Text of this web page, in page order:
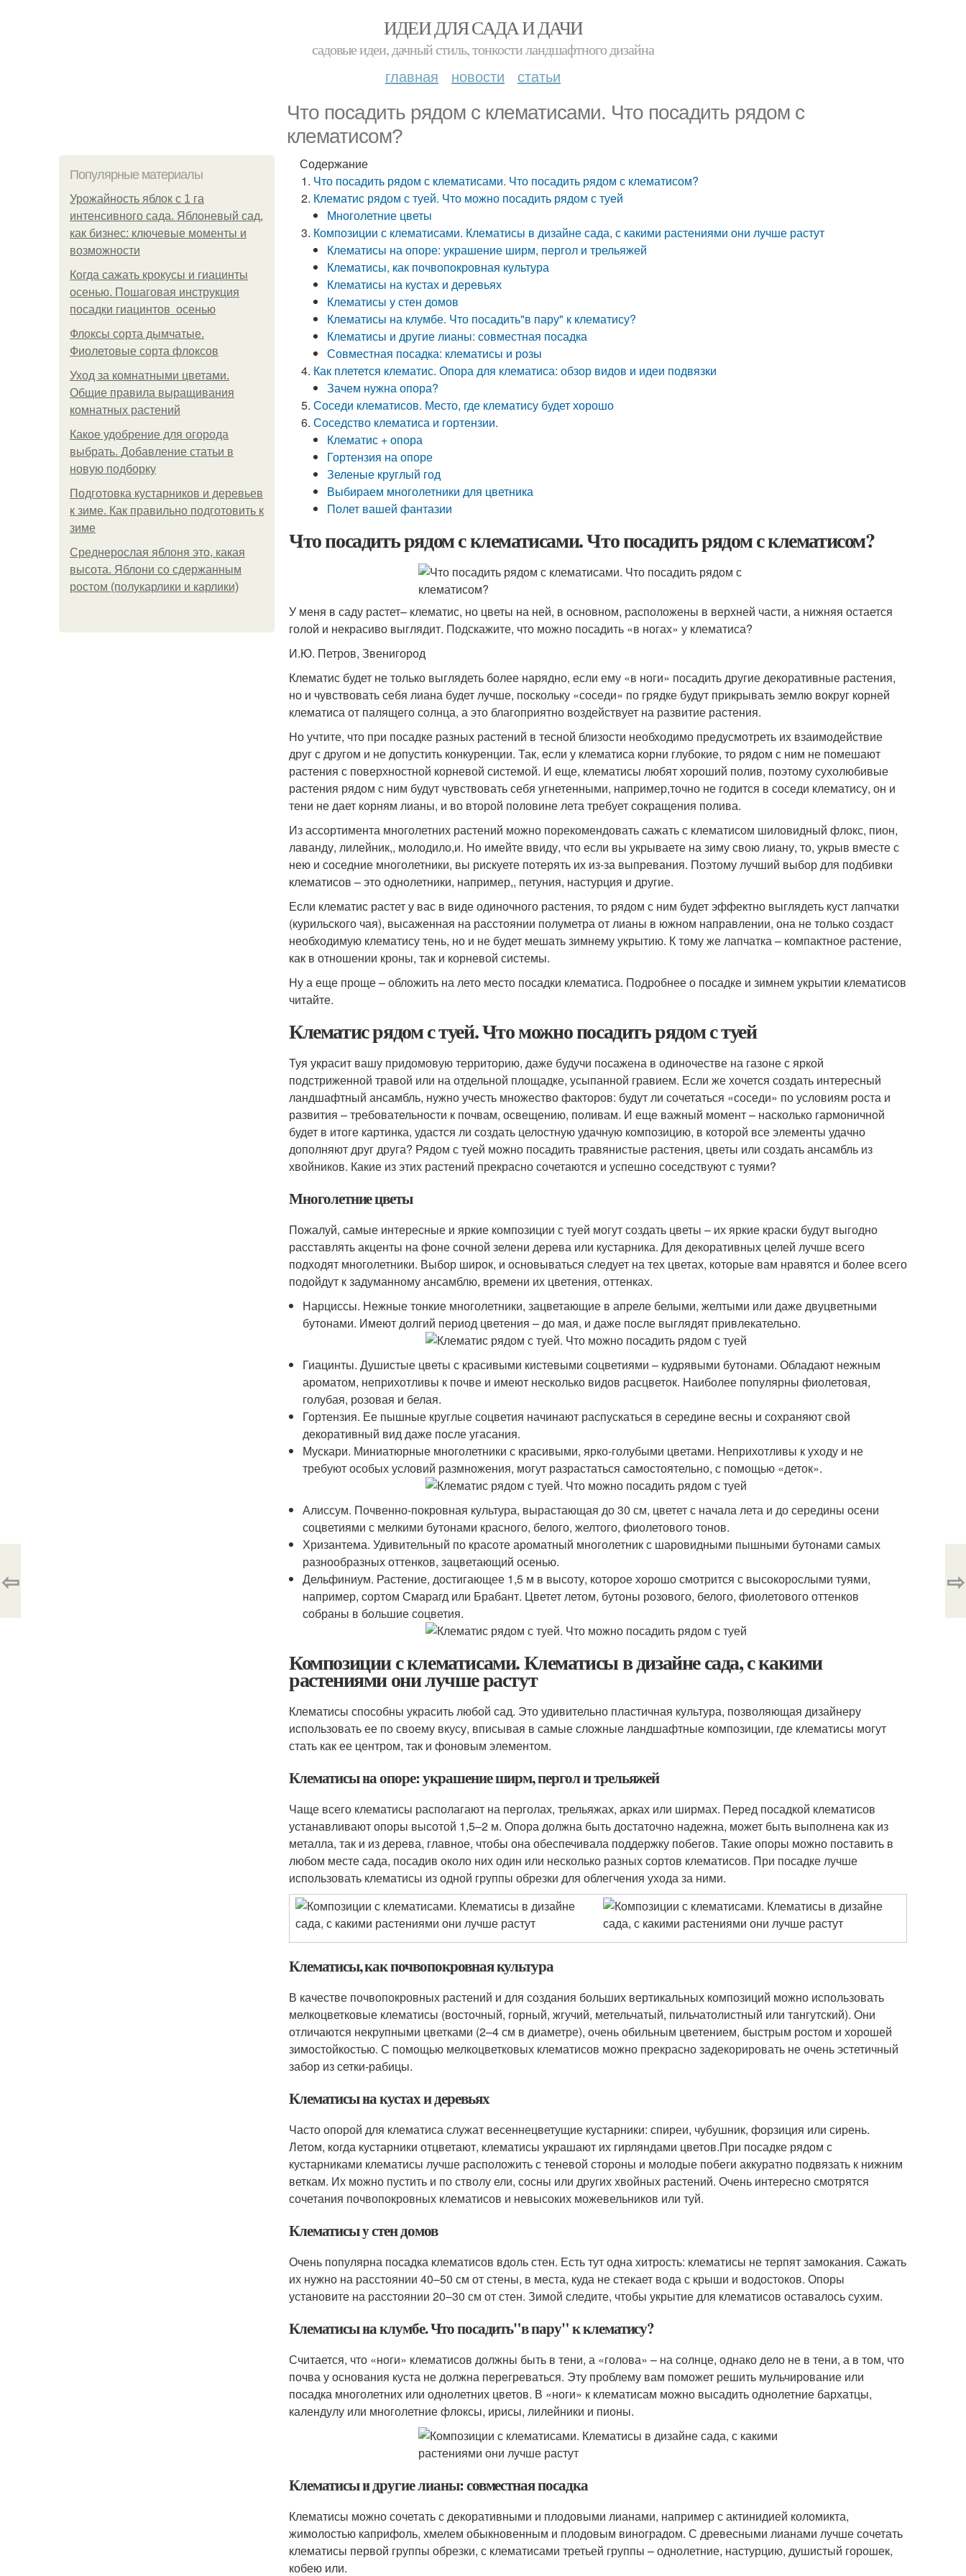
ИДЕИ ДЛЯ САДА И ДАЧИ
садовые идеи, дачный стиль, тонкости ландшафтного дизайна
главная новости статьи
Что посадить рядом с клематисами. Что посадить рядом с
клематисом?
Популярные материалы
Урожайность яблок с 1 га
интенсивного сада. Яблоневый сад,
как бизнес: ключевые моменты и
возможности
Когда сажать крокусы и гиацинты
осенью. Пошаговая инструкция
посадки гиацинтов осенью
Флоксы сорта дымчатые.
Фиолетовые сорта флоксов
Уход за комнатными цветами.
Общие правила выращивания
комнатных растений
Какое удобрение для огорода
выбрать. Добавление статьи в
новую подборку
Подготовка кустарников и деревьев
к зиме. Как правильно подготовить к
зиме
Среднерослая яблоня это, какая
высота. Яблони со сдержанным
ростом (полукарлики и карлики)
Содержание
Что посадить рядом с клематисами. Что посадить рядом с клематисом?
Клематис рядом с туей. Что можно посадить рядом с туей
Многолетние цветы
Композиции с клематисами. Клематисы в дизайне сада, с какими растениями они лучше растут
Клематисы на опоре: украшение ширм, пергол и трельяжей
Клематисы, как почвопокровная культура
Клематисы на кустах и деревьях
Клематисы у стен домов
Клематисы на клумбе. Что посадить"в пару" к клематису?
Клематисы и другие лианы: совместная посадка
Совместная посадка: клематисы и розы
Как плетется клематис. Опора для клематиса: обзор видов и идеи подвязки
Зачем нужна опора?
Соседи клематисов. Место, где клематису будет хорошо
Соседство клематиса и гортензии.
Клематис + опора
Гортензия на опоре
Зеленые круглый год
Выбираем многолетники для цветника
Полет вашей фантазии
Что посадить рядом с клематисами. Что посадить рядом с клематисом?
У меня в саду растет– клематис, но цветы на ней, в основном, расположены в верхней части, а нижняя остается
голой и некрасиво выглядит. Подскажите, что можно посадить «в ногах» у клематиса?
И.Ю. Петров, Звенигород
Клематис будет не только выглядеть более нарядно, если ему «в ноги» посадить другие декоративные растения,
но и чувствовать себя лиана будет лучше, поскольку «соседи» по грядке будут прикрывать землю вокруг корней
клематиса от палящего солнца, а это благоприятно воздействует на развитие растения.
Но учтите, что при посадке разных растений в тесной близости необходимо предусмотреть их взаимодействие
друг с другом и не допустить конкуренции. Так, если у клематиса корни глубокие, то рядом с ним не помешают
растения с поверхностной корневой системой. И еще, клематисы любят хороший полив, поэтому сухолюбивые
растения рядом с ним будут чувствовать себя угнетенными, например,точно не годится в соседи клематису, он и
тени не дает корням лианы, и во второй половине лета требует сокращения полива.
Из ассортимента многолетних растений можно порекомендовать сажать с клематисом шиловидный флокс, пион,
лаванду, лилейник,, молодило,и. Но имейте ввиду, что если вы укрываете на зиму свою лиану, то, укрыв вместе с
нею и соседние многолетники, вы рискуете потерять их из-за выпревания. Поэтому лучший выбор для подбивки
клематисов – это однолетники, например,, петуния, настурция и другие.
Если клематис растет у вас в виде одиночного растения, то рядом с ним будет эффектно выглядеть куст лапчатки
(курильского чая), высаженная на расстоянии полуметра от лианы в южном направлении, она не только создаст
необходимую клематису тень, но и не будет мешать зимнему укрытию. К тому же лапчатка – компактное растение,
как в отношении кроны, так и корневой системы.
Ну а еще проще – обложить на лето место посадки клематиса. Подробнее о посадке и зимнем укрытии клематисов
читайте.
Клематис рядом с туей. Что можно посадить рядом с туей
Туя украсит вашу придомовую территорию, даже будучи посажена в одиночестве на газоне с яркой
подстриженной травой или на отдельной площадке, усыпанной гравием. Если же хочется создать интересный
ландшафтный ансамбль, нужно учесть множество факторов: будут ли сочетаться «соседи» по условиям роста и
развития – требовательности к почвам, освещению, поливам. И еще важный момент – насколько гармоничной
будет в итоге картинка, удастся ли создать целостную удачную композицию, в которой все элементы удачно
дополняют друг друга? Рядом с туей можно посадить травянистые растения, цветы или создать ансамбль из
хвойников. Какие из этих растений прекрасно сочетаются и успешно соседствуют с туями?
Многолетние цветы
Пожалуй, самые интересные и яркие композиции с туей могут создать цветы – их яркие краски будут выгодно
расставлять акценты на фоне сочной зелени дерева или кустарника. Для декоративных целей лучше всего
подходят многолетники. Выбор широк, и основываться следует на тех цветах, которые вам нравятся и более всего
подойдут к задуманному ансамблю, времени их цветения, оттенках.
Нарциссы. Нежные тонкие многолетники, зацветающие в апреле белыми, желтыми или даже двуцветными
бутонами. Имеют долгий период цветения – до мая, и даже после выглядят привлекательно.
Гиацинты. Душистые цветы с красивыми кистевыми соцветиями – кудрявыми бутонами. Обладают нежным
ароматом, неприхотливы к почве и имеют несколько видов расцветок. Наиболее популярны фиолетовая,
голубая, розовая и белая.
Гортензия. Ее пышные круглые соцветия начинают распускаться в середине весны и сохраняют свой
декоративный вид даже после угасания.
Мускари. Миниатюрные многолетники с красивыми, ярко-голубыми цветами. Неприхотливы к уходу и не
требуют особых условий размножения, могут разрастаться самостоятельно, с помощью «деток».
Алиссум. Почвенно-покровная культура, вырастающая до 30 см, цветет с начала лета и до середины осени
соцветиями с мелкими бутонами красного, белого, желтого, фиолетового тонов.
Хризантема. Удивительный по красоте ароматный многолетник с шаровидными пышными бутонами самых
разнообразных оттенков, зацветающий осенью.
Дельфиниум. Растение, достигающее 1,5 м в высоту, которое хорошо смотрится с высокорослыми туями,
например, сортом Смарагд или Брабант. Цветет летом, бутоны розового, белого, фиолетового оттенков
собраны в большие соцветия.
Композиции с клематисами. Клематисы в дизайне сада, с какими
растениями они лучше растут
Клематисы способны украсить любой сад. Это удивительно пластичная культура, позволяющая дизайнеру
использовать ее по своему вкусу, вписывая в самые сложные ландшафтные композиции, где клематисы могут
стать как ее центром, так и фоновым элементом.
Клематисы на опоре: украшение ширм, пергол и трельяжей
Чаще всего клематисы располагают на перголах, трельяжах, арках или ширмах. Перед посадкой клематисов
устанавливают опоры высотой 1,5–2 м. Опора должна быть достаточно надежна, может быть выполнена как из
металла, так и из дерева, главное, чтобы она обеспечивала поддержку побегов. Такие опоры можно поставить в
любом месте сада, посадив около них один или несколько разных сортов клематисов. При посадке лучше
использовать клематисы из одной группы обрезки для облегчения ухода за ними.
Клематисы, как почвопокровная культура
В качестве почвопокровных растений и для создания больших вертикальных композиций можно использовать
мелкоцветковые клематисы (восточный, горный, жгучий, метельчатый, пильчатолистный или тангутский). Они
отличаются некрупными цветками (2–4 см в диаметре), очень обильным цветением, быстрым ростом и хорошей
зимостойкостью. С помощью мелкоцветковых клематисов можно прекрасно задекорировать не очень эстетичный
забор из сетки-рабицы.
Клематисы на кустах и деревьях
Часто опорой для клематиса служат весеннецветущие кустарники: спиреи, чубушник, форзиция или сирень.
Летом, когда кустарники отцветают, клематисы украшают их гирляндами цветов.При посадке рядом с
кустарниками клематисы лучше расположить с теневой стороны и молодые побеги аккуратно подвязать к нижним
веткам. Их можно пустить и по стволу ели, сосны или других хвойных растений. Очень интересно смотрятся
сочетания почвопокровных клематисов и невысоких можевельников или туй.
Клематисы у стен домов
Очень популярна посадка клематисов вдоль стен. Есть тут одна хитрость: клематисы не терпят замокания. Сажать
их нужно на расстоянии 40–50 см от стены, в места, куда не стекает вода с крыши и водостоков. Опоры
установите на расстоянии 20–30 см от стен. Зимой следите, чтобы укрытие для клематисов оставалось сухим.
Клематисы на клумбе. Что посадить"в пару" к клематису?
Считается, что «ноги» клематисов должны быть в тени, а «голова» – на солнце, однако дело не в тени, а в том, что
почва у основания куста не должна перегреваться. Эту проблему вам поможет решить мульчирование или
посадка многолетних или однолетних цветов. В «ноги» к клематисам можно высадить однолетние бархатцы,
календулу или многолетние флоксы, ирисы, лилейники и пионы.
Клематисы и другие лианы: совместная посадка
Клематисы можно сочетать с декоративными и плодовыми лианами, например с актинидией коломикта,
жимолостью каприфоль, хмелем обыкновенным и плодовым виноградом. С древесными лианами лучше сочетать
клематисы первой группы обрезки, с клематисами третьей группы – однолетние, настурцию, душистый горошек,
кобею или.
⇦ ⇨